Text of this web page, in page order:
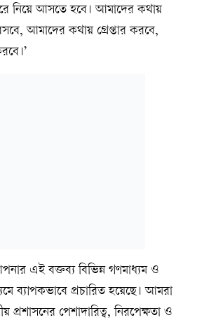
নিয়ে আসতে হবে। আমাদের কথায়
আমাদের কথায় গ্রেপ্তার করবে,
এই বক্তব্য বিভিন্ন গণমাধ্যম ও
ব্যাপকভাবে প্রচারিত হয়েছে। আমরা
প্রশাসনের পেশাদারিত্ব, নিরপেক্ষতা ও